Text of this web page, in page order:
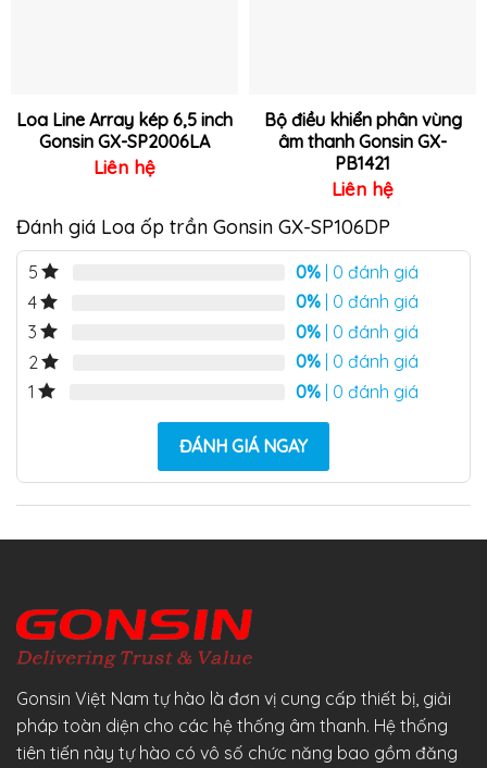
Loa Line Array kép 6,5 inch
Gonsin GX-SP2006LA
Liên hệ
Bộ điều khiển phân vùng
âm thanh Gonsin GX-
PB1421
Liên hệ
Đánh giá Loa ốp trần Gonsin GX-SP106DP
5 0% | 0 đánh giá
4
0% | 0 đánh giá
3
0% | 0 đánh giá
2
0% | 0 đánh giá
1
0% | 0 đánh giá
ĐÁNH GIÁ NGAY
Gonsin Việt Nam tự hào là đơn vị cung cấp thiết bị, giải
pháp toàn diện cho các hệ thống âm thanh. Hệ thống
tiên tiến này tự hào có vô số chức năng bao gồm đăng